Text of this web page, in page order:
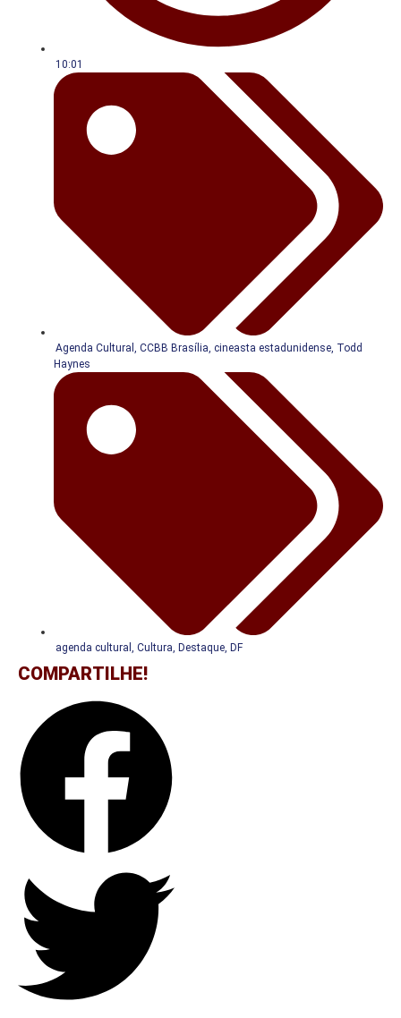
10:01
Agenda Cultural , CCBB Brasília, cineasta estadunidense, Todd
Haynes
agenda cultural , Cultura, Destaque, DF
COMPARTILHE!